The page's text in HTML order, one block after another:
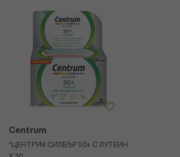
Centrum
*ЦЕНТРУМ СИЛВЪР 50+ С ЛУТЕИН